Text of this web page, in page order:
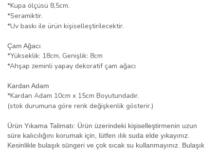
*Kupa ölçüsü 8,5cm.
*Seramiktir.
*Uv baskı ile ürün kişiselleştirilecektir.
Çam Ağacı
*Yükseklik: 18cm, Genişlik: 8cm
*Ahşap zeminli yapay dekoratif çam ağacı
Kardan Adam
*Kardan Adam 10cm x 15cm Boyutundadır.
(stok durumuna göre renk değişkenlik gösterir.)
Ürün Yıkama Talimatı: Ürün üzerindeki kişiselleştirmenin uzun
süre kalıcılığını korumak için, lütfen ılık suda elde yıkayınız.
Kesinlikle bulaşık süngeri ve çok sıcak su kullanmayınız. Bulaşık